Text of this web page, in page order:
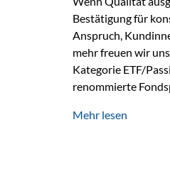
Bestätigung für
Anspruch,
mehr freuen wir
Kategorie ETF/
renommierte
und verglichen
Mehr lesen